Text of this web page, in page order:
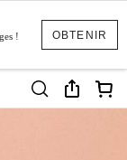
OBTENIR
!